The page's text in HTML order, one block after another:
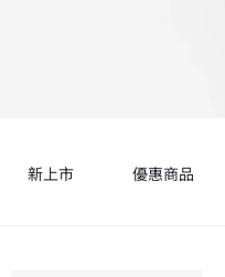
新上市 優惠商品